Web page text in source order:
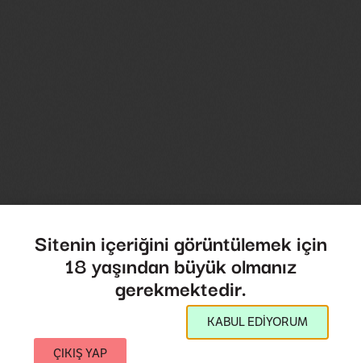
Sitenin içeriğini görüntülemek için
18 yaşından büyük olmanız
gerekmektedir.
KABUL EDİYORUM
ÇIKIŞ YAP